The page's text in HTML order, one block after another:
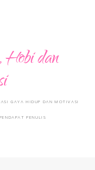
dan
GAYA HIDUP DAN MOTIVASI
PENULIS